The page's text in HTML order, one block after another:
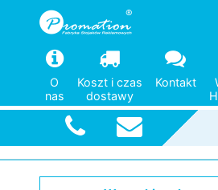
O
nas
Koszt i czas
dostawy
Kontakt